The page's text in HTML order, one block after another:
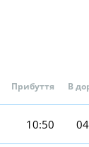
Прибуття В
10:50